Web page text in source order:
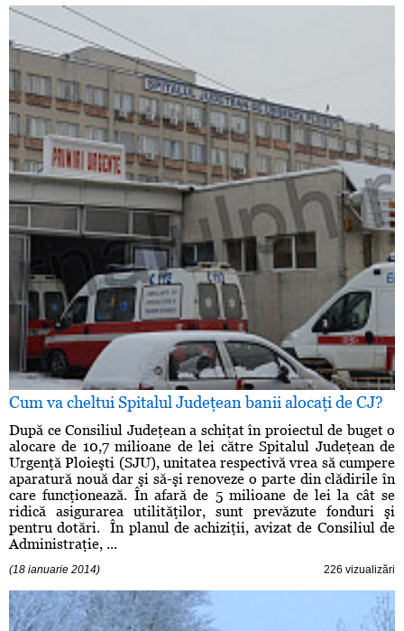
Cum va cheltui Spitalul Judeţean banii alocaţi de CJ?
După ce Consiliul Judeţean a schiţat în proiectul de buget o
alocare de 10,7 milioane de lei către Spitalul Judeţean de
Urgenţă Ploieşti (SJU), unitatea respectivă vrea să cumpere
aparatură nouă dar şi să-şi renoveze o parte din clădirile în
care funcţionează. În afară de 5 milioane de lei la cât se
ridică asigurarea utilităţilor, sunt prevăzute fonduri şi
pentru dotări. În planul de achiziţii, avizat de Consiliul de
Administraţie, ...
(18 ianuarie 2014) 226 vizualizări